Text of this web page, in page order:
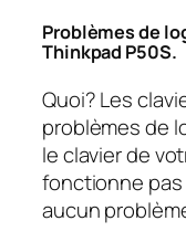
Problèmes de
Thinkpad P50S.
Quoi? Les
problèmes de
le clavier de
fonctionne pas
aucun